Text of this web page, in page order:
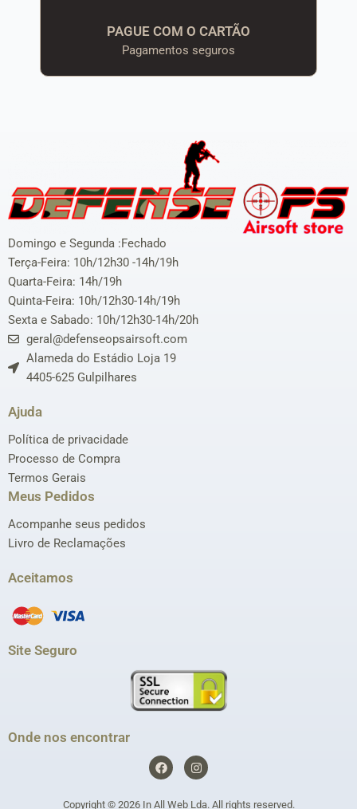
PAGUE COM O CARTÃO
Pagamentos seguros
Domingo e Segunda :Fechado
Terça-Feira: 10h/12h30 -14h/19h
Quarta-Feira: 14h/19h
Quinta-Feira: 10h/12h30-14h/19h
Sexta e Sabado: 10h/12h30-14h/20h
geral@defenseopsairsoft.com
Alameda do Estádio Loja 19
4405-625 Gulpilhares
Ajuda
Política de privacidade
Processo de Compra
Termos Gerais
Meus Pedidos
Acompanhe seus pedidos
Livro de Reclamações
Aceitamos
Site Seguro
Onde nos encontrar
F
a
e
I
n
Copyright © 2026 In All Web Lda. All rights reserved.